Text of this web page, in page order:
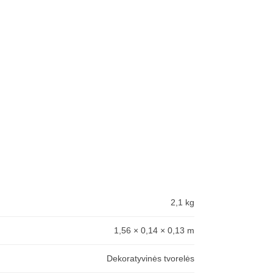
2,1 kg
1,56 × 0,14 × 0,13 m
Dekoratyvinės tvorelės